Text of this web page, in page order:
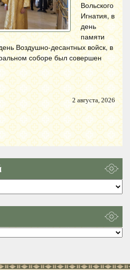
Вольского
Игнатия, в
день
памяти
Воздушно-десантных войск, в
соборе был совершен
2 августа, 2026